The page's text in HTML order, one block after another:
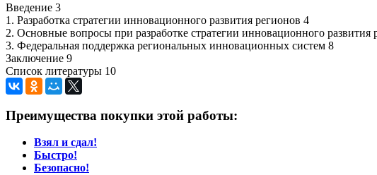
Введение 3
1. Разработка стратегии инновационного развития регионов 4
2. Основные вопросы при разработке стратегии инновационного развития
3. Федеральная поддержка региональных инновационных систем 8
Заключение 9
Список литературы 10
Преимущества покупки этой работы:
Взял и сдал!
Быстро!
Безопасно!